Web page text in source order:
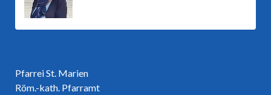
Pfarrei St. Marien
Röm.-kath. Pfarramt